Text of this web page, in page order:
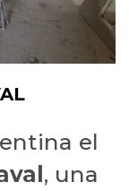
el
, una